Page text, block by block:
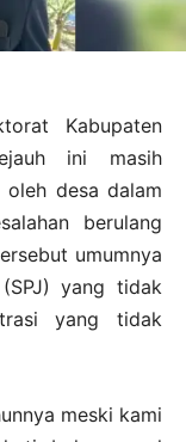
Kabupaten
ini masih
oleh desa dalam
berulang
umumnya
yang tidak
yang tidak
meski kami